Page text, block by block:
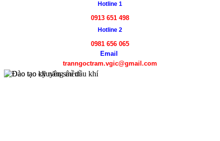
Hotline 1
0913 651 498
Hotline 2
0981 656 065
Email
tranngoctram.vgic@gmail.com